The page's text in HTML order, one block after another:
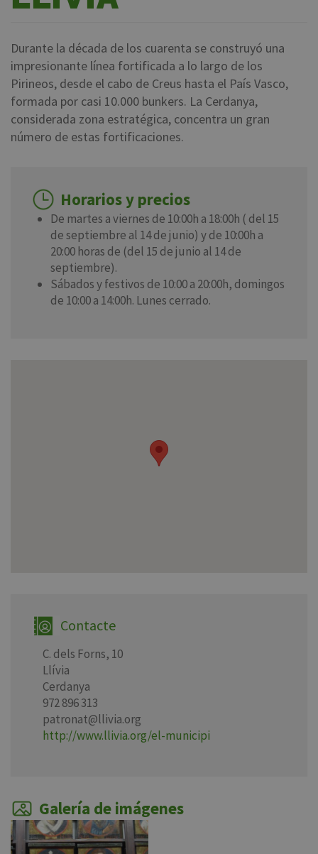
Durante la década de los cuarenta se construyó una
impresionante línea fortificada a lo largo de los
Pirineos, desde el cabo de Creus hasta el País Vasco,
formada por casi 10.000 bunkers. La Cerdanya,
considerada zona estratégica, concentra un gran
número de estas fortificaciones.
Horarios y precios
De martes a viernes de 10:00h a 18:00h ( del 15
de septiembre al 14 de junio) y de 10:00h a
20:00 horas de (del 15 de junio al 14 de
septiembre).
Sábados y festivos de 10:00 a 20:00h, domingos
de 10:00 a 14:00h. Lunes cerrado.
Contacte
C. dels Forns, 10
Llívia
Cerdanya
972 896 313
patronat@llivia.org
http://www.llivia.org/el-municipi
Galería de imágenes